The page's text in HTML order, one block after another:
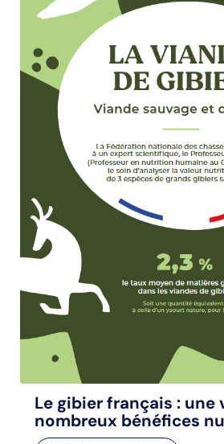
Le gibier français : une
nombreux bénéfices